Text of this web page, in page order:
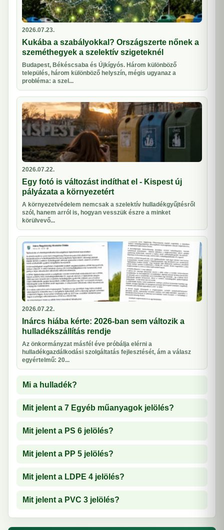
2026.07.23.
Kukába a szabályokkal? Országszerte nőnek a
szeméthegyek a szelektív szigeteknél
Budapest, Békéscsaba és Újkígyós. Három különböző
település, három különböző helyszín, mégis ugyanaz a
probléma: a szel...
2026.07.22.
Egy fotó is változást indíthat el - Kispest új
pályázata a környezetért
A környezetvédelem nemcsak a szelektív hulladékgyűjtésről
szól, hanem arról is, hogyan vesszük észre a minket
körülvevő...
2026.07.22.
Inárcs hiába kérte: 2026-ban sem változik a
hulladékszállítás rendje
Az önkormányzat másfél éve próbálja elérni a
hulladékgazdálkodási szolgáltatás fejlesztését, ám a válasz
egyértelmű: 20...
Mi a hulladék?
Mit jelent a 7 Egyéb műanyagok jelölés?
Mit jelent a PS 6 jelölés?
Mit jelent a PP 5 jelölés?
Mit jelent a LDPE 4 jelölés?
Mit jelent a PVC 3 jelölés?